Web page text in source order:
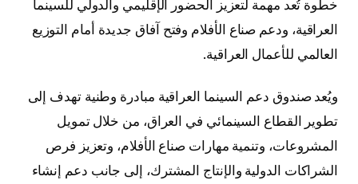
خطوة تُعد مهمة لتعزيز الحضور الإقليمي والدولي للسينما
العراقية، ودعم صناع الأفلام وفتح آفاق جديدة أمام التوزيع
العالمي للأعمال العراقية.
ويُعد صندوق دعم السينما العراقية مبادرة وطنية تهدف إلى
تطوير القطاع السينمائي في العراق، من خلال تمويل
المشروعات، وتنمية مهارات صناع الأفلام، وتعزيز فرص
الشراكات الدولية والإنتاج المشترك، إلى جانب دعم إنشاء